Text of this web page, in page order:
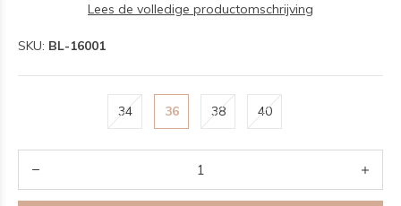
Lees de volledige productomschrijving
SKU: BL-16001
34 36 38 40